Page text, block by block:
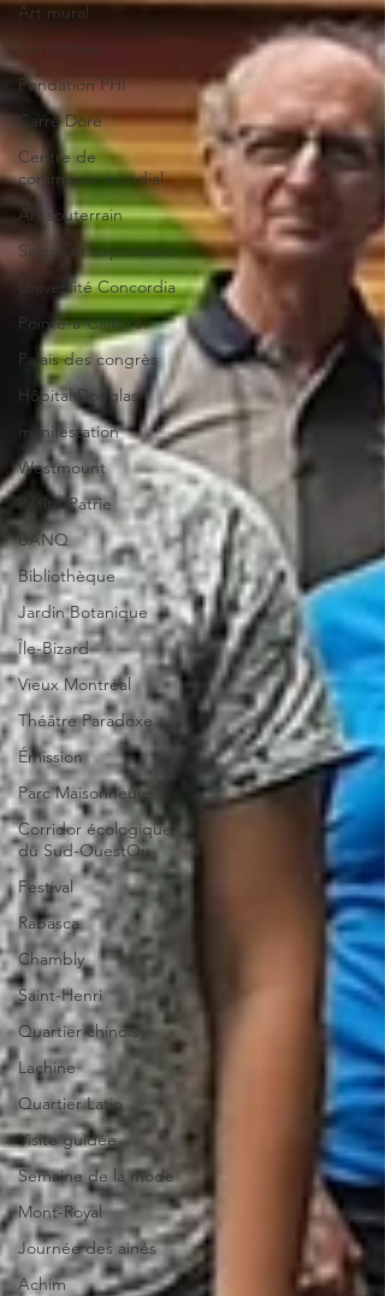
Art mural
Saint-Henri
Fondation PHI
Carré Doré
Centre de
commerce mondial
Art souterrain
Salons et expositions
Université Concordia
Pointe-à-Callière.
Palais des congrès
Hôpital Douglas
manifestation
Westmount
Petite-Patrie
BANQ
Bibliothèque
Jardin Botanique
Île-Bizard
Vieux Montréal
Théâtre Paradoxe
Émission
Parc Maisonneuve
Corridor écologique
du Sud-OuestOu
Festival
Rabasca
Chambly
Saint-Henri
Quartier chinois
Lachine
Quartier Latin
Visite guidée
Semaine de la mode
Mont-Royal
Journée des ainés
Achim